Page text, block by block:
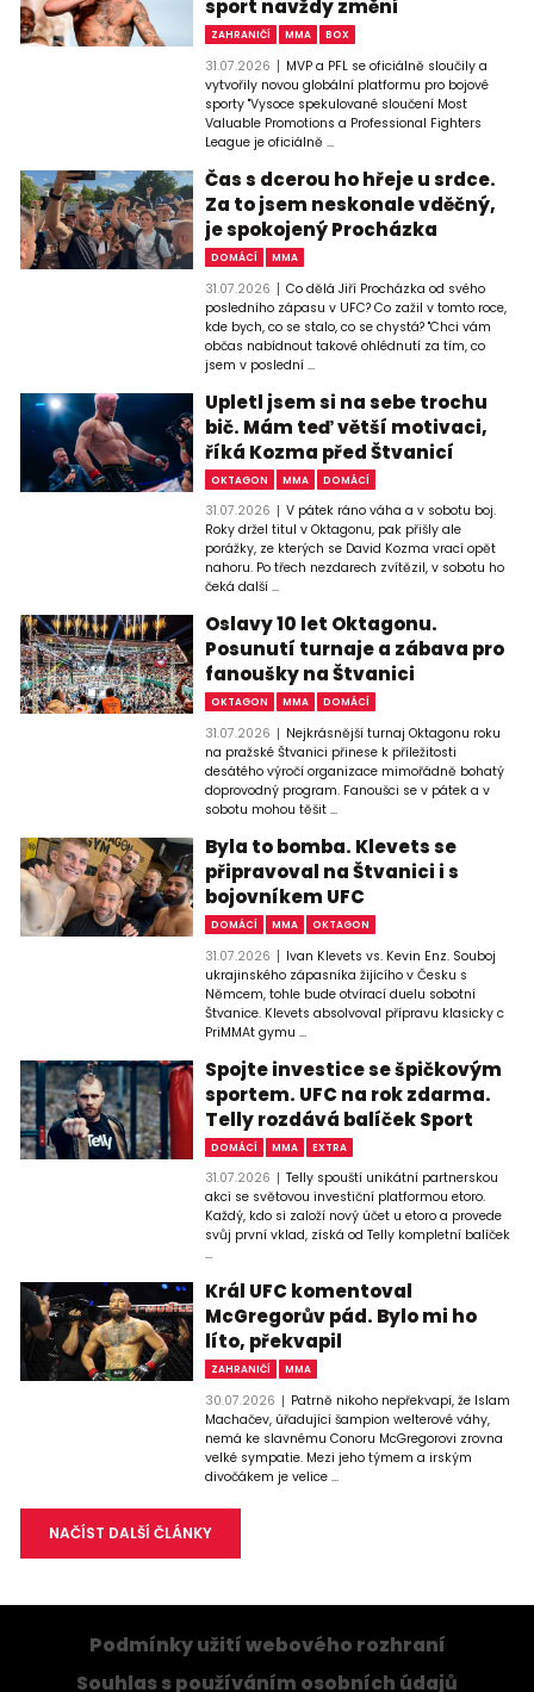
sport navždy změní
ZAHRANIČÍ MMA BOX
31.07.2026
MVP a PFL se oficiálně sloučily a
vytvořily novou globální platformu pro bojové
sporty "Vysoce spekulované sloučení Most
Valuable Promotions a Professional Fighters
League je oficiálně ...
Čas s dcerou ho hřeje u srdce.
Za to jsem neskonale vděčný,
je spokojený Procházka
DOMÁCÍ MMA
31.07.2026
Co dělá Jiří Procházka od svého
posledního zápasu v UFC? Co zažil v tomto roce,
kde bych, co se stalo, co se chystá? "Chci vám
občas nabídnout takové ohlédnutí za tím, co
jsem v poslední ...
Upletl jsem si na sebe trochu
bič. Mám teď větší motivaci,
říká Kozma před Štvanicí
OKTAGON MMA DOMÁCÍ
31.07.2026
V pátek ráno váha a v sobotu boj.
Roky držel titul v Oktagonu, pak přišly ale
porážky, ze kterých se David Kozma vrací opět
nahoru. Po třech nezdarech zvítězil, v sobotu ho
čeká další ...
Oslavy 10 let Oktagonu.
Posunutí turnaje a zábava pro
fanoušky na Štvanici
OKTAGON MMA DOMÁCÍ
31.07.2026
Nejkrásnější turnaj Oktagonu roku
na pražské Štvanici přinese k příležitosti
desátého výročí organizace mimořádně bohatý
doprovodný program. Fanoušci se v pátek a v
sobotu mohou těšit ...
Byla to bomba. Klevets se
připravoval na Štvanici i s
bojovníkem UFC
DOMÁCÍ MMA OKTAGON
31.07.2026
Ivan Klevets vs. Kevin Enz. Souboj
ukrajinského zápasníka žijícího v Česku s
Němcem, tohle bude otvírací duelu sobotní
Štvanice. Klevets absolvoval přípravu klasicky c
PriMMAt gymu ...
Spojte investice se špičkovým
sportem. UFC na rok zdarma.
Telly rozdává balíček Sport
DOMÁCÍ MMA EXTRA
31.07.2026
Telly spouští unikátní partnerskou
akci se světovou investiční platformou etoro.
Každý, kdo si založí nový účet u etoro a provede
svůj první vklad, získá od Telly kompletní balíček
...
Král UFC komentoval
McGregorův pád. Bylo mi ho
líto, překvapil
ZAHRANIČÍ MMA
30.07.2026
Patrně nikoho nepřekvapí, že Islam
Machačev, úřadující šampion welterové váhy,
nemá ke slavnému Conoru McGregorovi zrovna
velké sympatie. Mezi jeho týmem a irským
divočákem je velice ...
NAČÍST DALŠÍ ČLÁNKY
Podmínky užití webového rozhraní
Souhlas s používáním osobních údajů